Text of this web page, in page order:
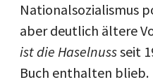
Nationalsozialismus
aber deutlich ältere
ist die Haselnussseit
Buch enthalten blieb.